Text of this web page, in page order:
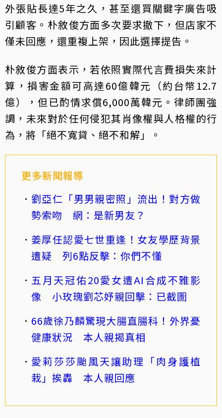
外張貼長達5年之久，甚至還買關鍵字廣告吸
引顧客。朴敘俊方面多次要求撤下，但店家不
僅未回應，還重複上架，因此選擇提告。
朴敘俊方面表示，若依照實際代言費損失來計
算，損害金額可高達60億韓元（約台幣12.7
億），但已酌情求償6,000萬韓元。律師團強
調，未來對於任何侵犯其肖像權與人格權的行
為，將「絕不寬貸、絕不和解」。
更多新聞報導
劉亞仁「男男親密照」流出！對方做
勢索吻 網：是新男友？
姜厚任認愛七世重逢！女友學歷背景
遭疑 列6點反擊：你們不懂
五月天冠佑20愛女遭AI合成不雅影
像 小玫瑰劉芯妤親回擊：已截圖
66歲徐乃麟驚現大腸直腸科！外界憂
健康狀況 本人親揭真相
愛莉莎莎颱風天讓助理「肉身護植
栽」挨轟 本人親回應